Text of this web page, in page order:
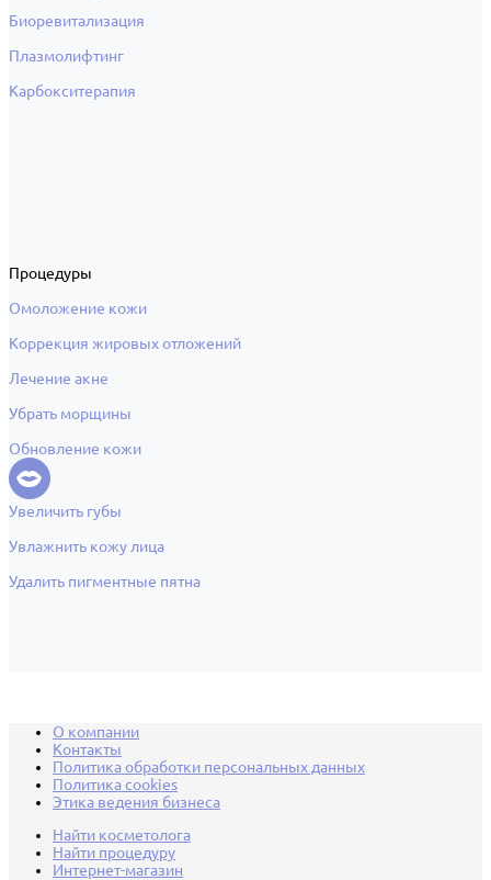
Биоревитализация
Плазмолифтинг
Карбокситерапия
Процедуры
Омоложение кожи
Коррекция жировых отложений
Лечение акне
Убрать морщины
Обновление кожи
Увеличить губы
Увлажнить кожу лица
Удалить пигментные пятна
О компании
Контакты
Политика обработки персональных данных
Политика cookies
Этика ведения бизнеса
Найти косметолога
Найти процедуру
Интернет-магазин